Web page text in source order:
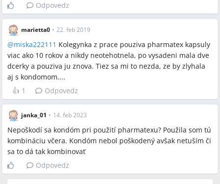
Odpovedz
marietta0 • 22. feb 2019
@miska222111 Kolegynka z prace pouziva pharmatex kapsuly
viac ako 10 rokov a nikdy neotehotnela, po vysadeni mala dve
dcerky a pouziva ju znova. Tiez sa mi to nezda, ze by zlyhala
aj s kondomom....
👍 1 Odpovedz
janka_01 • 14. feb 2023
Nepoškodí sa kondóm pri použití pharmatexu? Použila som tú
kombináciu včera. Kondóm nebol poškodený avšak netuším či
sa to dá tak kombinovať
Odpovedz